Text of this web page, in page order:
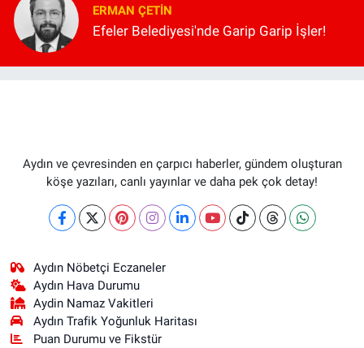
ERMAN ÇETIN
Efeler Belediyesi'nde Garip Garip İşler!
Aydın ve çevresinden en çarpıcı haberler, gündem oluşturan
köşe yazıları, canlı yayınlar ve daha pek çok detay!
Aydın Nöbetçi Eczaneler
Aydın Hava Durumu
Aydin Namaz Vakitleri
Aydın Trafik Yoğunluk Haritası
Puan Durumu ve Fikstür